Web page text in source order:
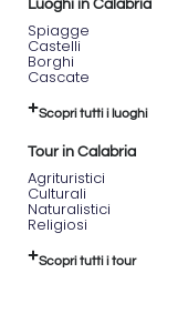
da
Luoghi in Calabria
Spiagge
Castelli
Borghi
Cascate
Scopri tutti i luoghi
Tour in Calabria
Agrituristici
Culturali
Naturalistici
Religiosi
Scopri tutti i tour